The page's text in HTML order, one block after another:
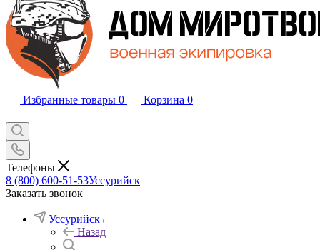
Избранные товары 0 Корзина 0
Телефоны
8 (800) 600-51-53Уссурийск
Заказать звонок
Уссурийск
Назад